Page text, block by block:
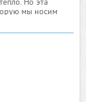
Но эта
мы носим